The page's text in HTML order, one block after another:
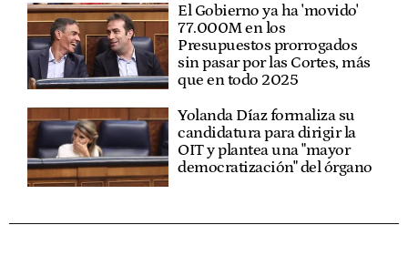
El Gobierno ya ha 'movido'
77.000M en los
Presupuestos prorrogados
sin pasar por las Cortes, más
que en todo 2025
Yolanda Díaz formaliza su
candidatura para dirigir la
OIT y plantea una "mayor
democratización" del órgano